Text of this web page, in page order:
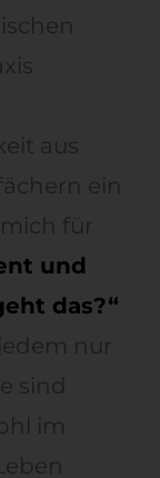
aus
ein
für
und
das?“
nur
sind
im